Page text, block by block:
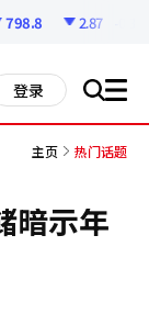
2.87
登录 搜 all
主页 热门话题
暗示年